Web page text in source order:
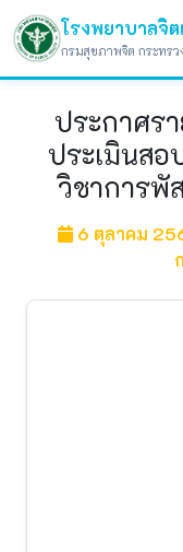
โรงพยาบาลจิ
กรมสุขภาพจิต กระทรว
ประกาศร
ประเมินส
วิชาการพั
6 ตุลาคม